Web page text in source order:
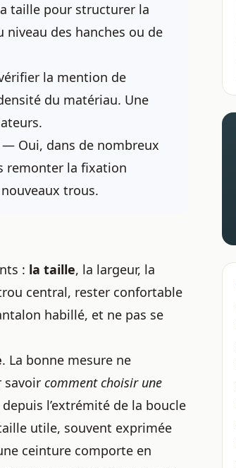
taille pour structurer la
des hanches ou de
la mention de
du matériau. Une
— Oui, dans de nombreux
remonter la fixation
trous.
: la taille, la largeur, la
central, rester confortable
habillé, et ne pas se
. La bonne mesure ne
savoir comment choisir une
l’extrémité de la boucle
utile, souvent exprimée
ceinture comporte en